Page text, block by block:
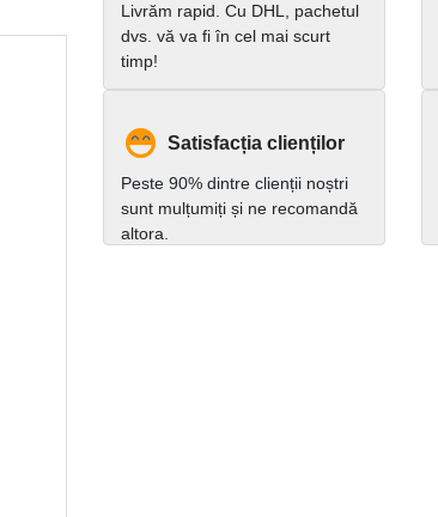
Livrăm rapid. Cu DHL, pachetul
dvs. vă va fi în cel mai scurt
timp!
Satisfacția clienților
Peste 90% dintre clienții noștri
sunt mulțumiți și ne recomandă
altora.